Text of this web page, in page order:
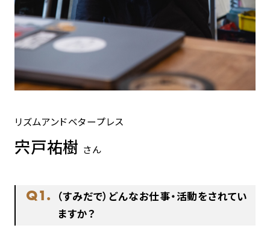
リズムアンドベタープレス
宍戸祐樹 さん
Q1.
（すみだで）どんなお仕事・活動をされてい
ますか？